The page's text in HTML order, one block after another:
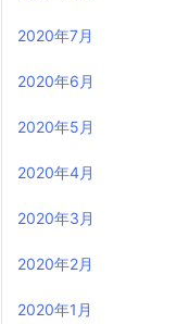
2020年7月
2020年6月
2020年5月
2020年4月
2020年3月
2020年2月
2020年1月